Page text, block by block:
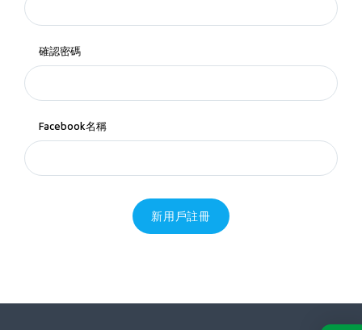
確認密碼
Facebook名稱
新用戶註冊